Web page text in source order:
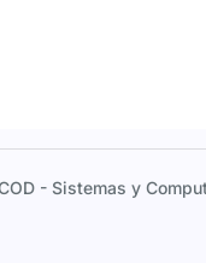
- Sistemas y